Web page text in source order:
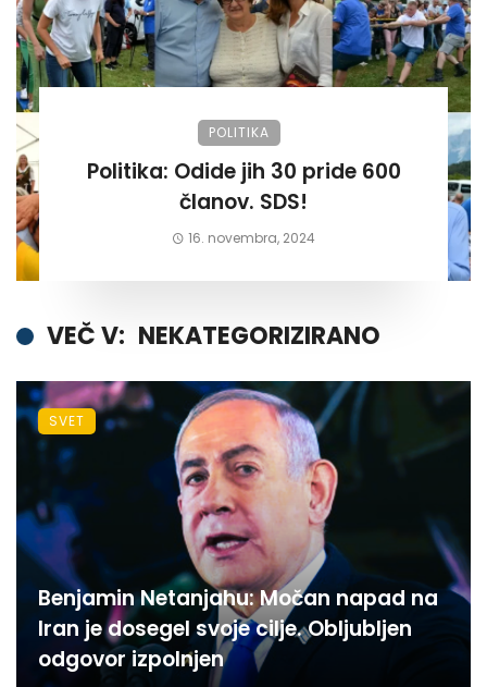
POLITIKA
Politika: Odide jih 30 pride 600
članov. SDS!
16. novembra, 2024
VEČ V: NEKATEGORIZIRANO
Benjamin Netanjahu: Močan napad na
Iran je dosegel svoje cilje. Obljubljen
odgovor izpolnjen
SVET